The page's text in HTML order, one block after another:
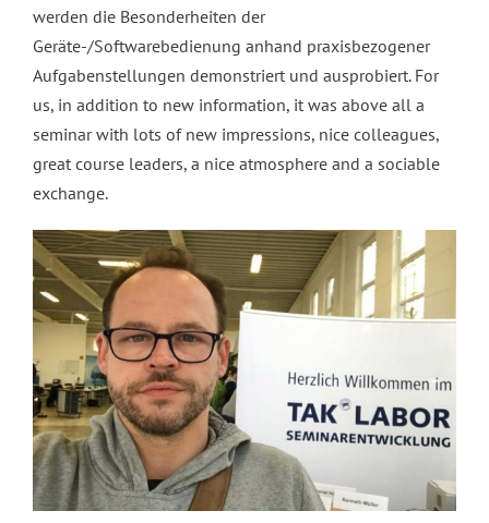
werden die Besonderheiten der
Geräte-/Softwarebedienung anhand praxisbezogener
Aufgabenstellungen demonstriert und ausprobiert. For
us, in addition to new information, it was above all a
seminar with lots of new impressions, nice colleagues,
great course leaders, a nice atmosphere and a sociable
exchange.